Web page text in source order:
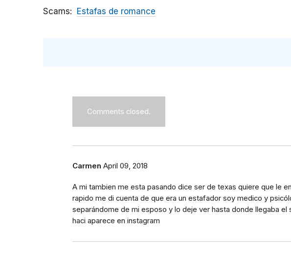
Scams Estafas de romance
Comments closed.
Carmen April 09, 2018
A mi tambien me esta pasando dice ser de texas quiere que le
rapido me di cuenta de que era un estafador soy medico y
separándome de mi esposo y lo deje ver hasta donde llegaba el
haci aparece en instagram